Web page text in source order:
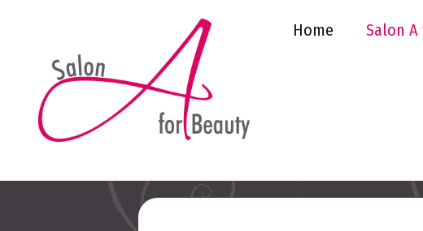
Home Salon